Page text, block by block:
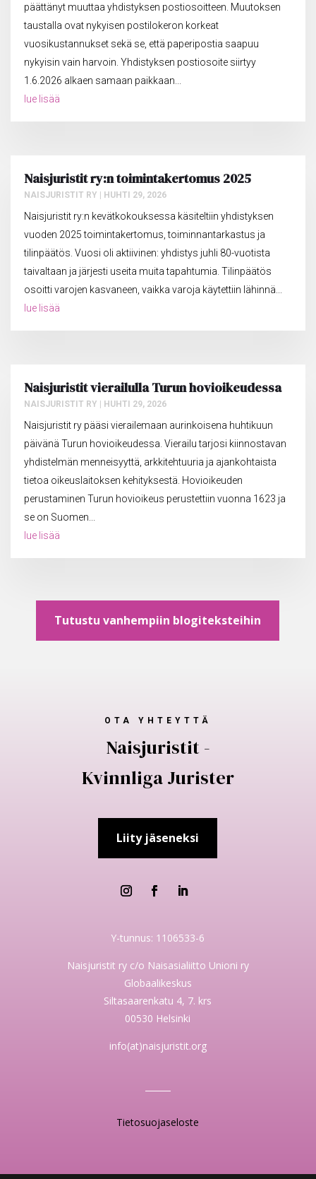
päättänyt muuttaa yhdistyksen postiosoitteen. Muutoksen
taustalla ovat nykyisen postilokeron korkeat
vuosikustannukset sekä se, että paperipostia saapuu
nykyisin vain harvoin. Yhdistyksen postiosoite siirtyy
1.6.2026 alkaen samaan paikkaan...
lue lisää
Naisjuristit ry:n toimintakertomus 2025
NAISJURISTIT RY HUHTI 29, 2026
Naisjuristit ry:n kevätkokouksessa käsiteltiin yhdistyksen
vuoden 2025 toimintakertomus, toiminnantarkastus ja
tilinpäätös. Vuosi oli aktiivinen: yhdistys juhli 80-vuotista
taivaltaan ja järjesti useita muita tapahtumia. Tilinpäätös
osoitti varojen kasvaneen, vaikka varoja käytettiin lähinnä...
lue lisää
Naisjuristit vierailulla Turun hovioikeudessa
NAISJURISTIT RY HUHTI 29, 2026
Naisjuristit ry pääsi vierailemaan aurinkoisena huhtikuun
päivänä Turun hovioikeudessa. Vierailu tarjosi kiinnostavan
yhdistelmän menneisyyttä, arkkitehtuuria ja ajankohtaista
tietoa oikeuslaitoksen kehityksestä. Hovioikeuden
perustaminen Turun hovioikeus perustettiin vuonna 1623 ja
se on Suomen...
lue lisää
Tutustu vanhempiin blogiteksteihin
OTA YHTEYTTÄ
Naisjuristit -
Kvinnliga Jurister
Liity jäseneksi
Y-tunnus: 1106533-6
Naisjuristit ry c/o Naisasialiitto Unioni ry
Globaalikeskus
Siltasaarenkatu 4, 7. krs
00530 Helsinki
info(at)naisjuristit.org
Tietosuojaseloste